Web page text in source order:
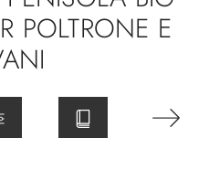
POLTRONE E